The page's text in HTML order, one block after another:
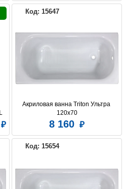
Код: 15647
Акриловая ванна Triton Ультра
120x70
8 160
Код: 15654